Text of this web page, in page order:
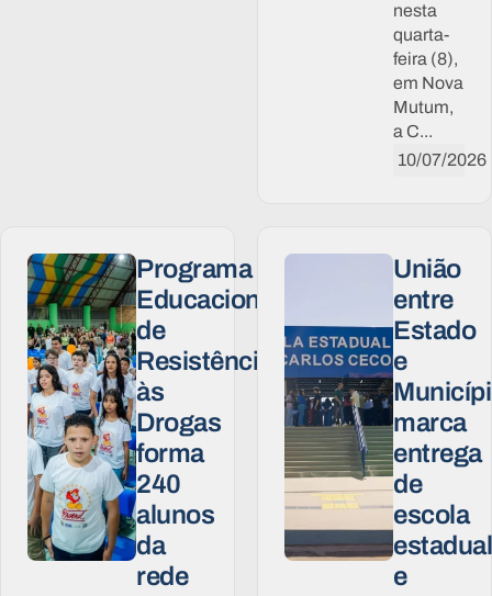
nesta
quarta-
feira (8),
em Nova
Mutum,
a C...
10/07/2026
Programa
Educacional
de
Resistência
às
Drogas
forma
240
alunos
da
rede
União
entre
Estado
e
marca
entrega
de
escola
estadual
e